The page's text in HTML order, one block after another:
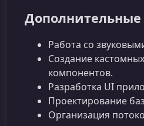
Работа со
Создание
компонентов.
Разработка UI
Проектирование
Организация